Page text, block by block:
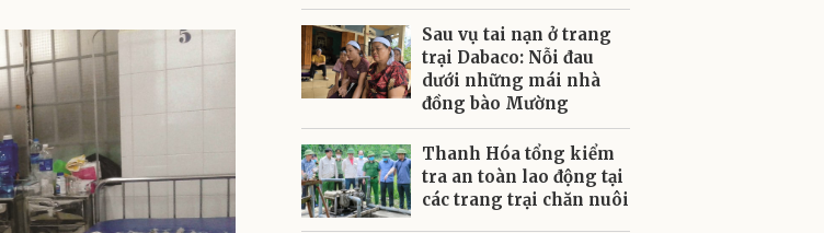
Sau vụ tai nạn ở trang
trại Dabaco: Nỗi đau
dưới những mái nhà
đồng bào Mường
Thanh Hóa tổng kiểm
tra an toàn lao động tại
các trang trại chăn nuôi